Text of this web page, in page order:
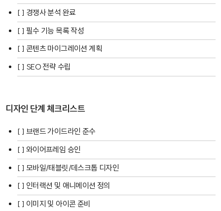
[ ] 경쟁사 분석 완료
[ ] 필수 기능 목록 작성
[ ] 콘텐츠 마이그레이션 계획
[ ] SEO 전략 수립
디자인 단계 체크리스트
[ ] 브랜드 가이드라인 준수
[ ] 와이어프레임 승인
[ ] 모바일/태블릿/데스크톱 디자인
[ ] 인터랙션 및 애니메이션 정의
[ ] 이미지 및 아이콘 준비